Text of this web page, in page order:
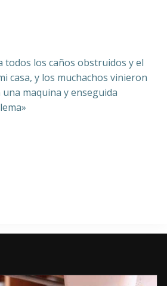
todos los caños obstruidos y el
casa, y los muchachos vinieron
maquina y enseguida